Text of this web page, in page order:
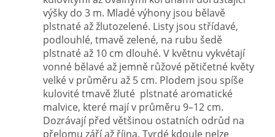
výšky do 3 m. Mladé výhony jsou bělavě
plstnaté až žlutozelené. Listy jsou střídavé,
podlouhlé, tmavě zelené, na rubu šedě
plstnaté až 10 cm dlouhé. V květnu vykvétají
vonné bělavé až jemně růžové pětičetné květy
velké v průměru až 5 cm. Plodem jsou spíše
kulovité tmavě žluté plstnaté aromatické
malvice, které mají v průměru 9–12 cm.
Dozrávají před většinou ostatních odrůd na
přelomu září až října. Tvrdé kdoule nelze